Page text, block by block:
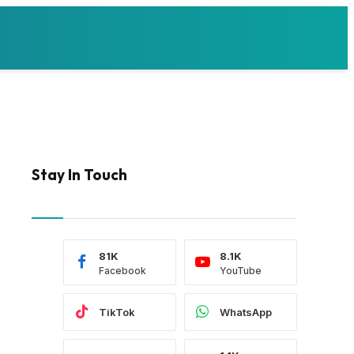
Stay In Touch
Facebook
81K
YouTube
8.1K
TikTok WhatsApp